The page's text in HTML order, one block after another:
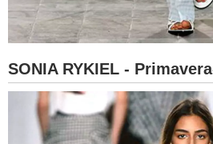
SONIA RYKIEL -